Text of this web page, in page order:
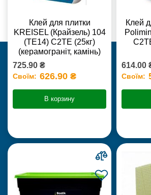
Клей для плитки
KREISEL (Крайзель) 104
(ТЕ14) С2TE (25кг)
(керамограніт, камінь)
725.90 ₴
Своїм: 626.90 ₴
В корзину
Клей
614.00
Своїм: